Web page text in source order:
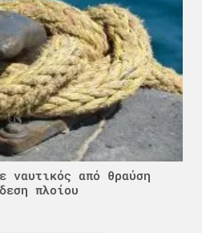
ναυτικός από θραύση
πλοίου